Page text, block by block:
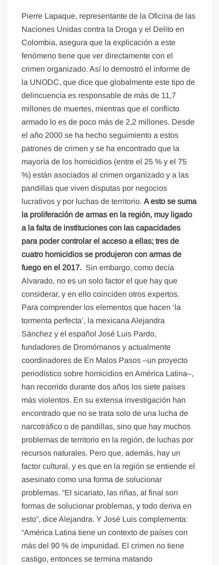
Pierre Lapaque, representante de la Oficina de las
Naciones Unidas contra la Droga y el Delito en
Colombia, asegura que la explicación a este
fenómeno tiene que ver directamente con el
crimen organizado. Así lo demostró el informe de
la UNODC, que dice que globalmente este tipo de
delincuencia es responsable de más de 11,7
millones de muertes, mientras que el conflicto
armado lo es de poco más de 2,2 millones. Desde
el año 2000 se ha hecho seguimiento a estos
patrones de crimen y se ha encontrado que la
mayoría de los homicidios (entre el 25 % y el 75
%) están asociados al crimen organizado y a las
pandillas que viven disputas por negocios
lucrativos y por luchas de territorio.A esto se suma
la proliferación de armas en la región, muy ligado
a la falta de instituciones con las capacidades
para poder controlar el acceso a ellas; tres de
cuatro homicidios se produjeron con armas de
fuego en el 2017. Sin embargo, como decía
Alvarado, no es un solo factor el que hay que
considerar, y en ello coinciden otros expertos.
Para comprender los elementos que hacen ‘la
tormenta perfecta’, la mexicana Alejandra
Sánchez y el español José Luis Pardo,
fundadores de Dromómanos y actualmente
coordinadores de En Malos Pasos –un proyecto
periodístico sobre homicidios en América Latina–,
han recorrido durante dos años los siete países
más violentos. En su extensa investigación han
encontrado que no se trata solo de una lucha de
narcotráfico o de pandillas, sino que hay muchos
problemas de territorio en la región, de luchas por
recursos naturales. Pero que, además, hay un
factor cultural, y es que en la región se entiende el
asesinato como una forma de solucionar
problemas. “El sicariato, las riñas, al final son
formas de solucionar problemas, y todo deriva en
esto”, dice Alejandra. Y José Luis complementa:
“América Latina tiene un contexto de países con
más del 90 % de impunidad. El crimen no tiene
castigo, entonces se termina matando